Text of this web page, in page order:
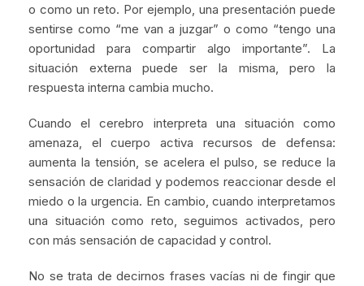
o como un reto. Por ejemplo, una presentación puede
sentirse como “me van a juzgar” o como “tengo una
oportunidad para compartir algo importante”. La
situación externa puede ser la misma, pero la
respuesta interna cambia mucho.
Cuando el cerebro interpreta una situación como
amenaza, el cuerpo activa recursos de defensa:
aumenta la tensión, se acelera el pulso, se reduce la
sensación de claridad y podemos reaccionar desde el
miedo o la urgencia. En cambio, cuando interpretamos
una situación como reto, seguimos activados, pero
con más sensación de capacidad y control.
No se trata de decirnos frases vacías ni de fingir que